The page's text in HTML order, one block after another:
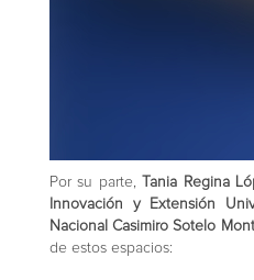
Por su parte,Tania Regina
Innovación y Extensión
Nacional Casimiro Sotelo
de estos espacios: